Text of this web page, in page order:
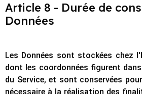
Article 8 - Durée de
Données
Les Données sont stockées chez
dont les coordonnées figurent
du Service, et sont conservées
nécessaire à la réalisation des